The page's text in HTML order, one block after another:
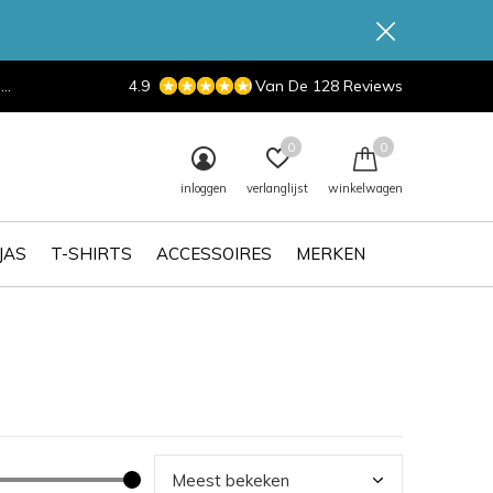
T-SHIRTS ACCESSOIRES MERKEN
inloggen verlanglijst
0
winkelwagen
0
4.9 Van De 128 Reviews